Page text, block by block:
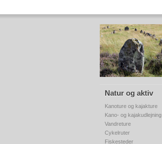
Natur og aktiv
Kanoture og kajakture
Kano- og kajakudlejning
Vandreture
Cykelruter
Fiskesteder